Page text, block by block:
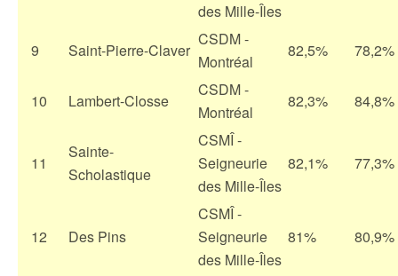
des Mille-Îles
9 Saint-Pierre-Claver
CSDM -
Montréal
82,5% 78,2%
10 Lambert-Closse
CSDM -
Montréal
82,3% 84,8%
11
Sainte-
Scholastique
CSMÎ -
Seigneurie
des Mille-Îles
82,1% 77,3%
12 Des Pins
CSMÎ -
Seigneurie
des Mille-Îles
81% 80,9%